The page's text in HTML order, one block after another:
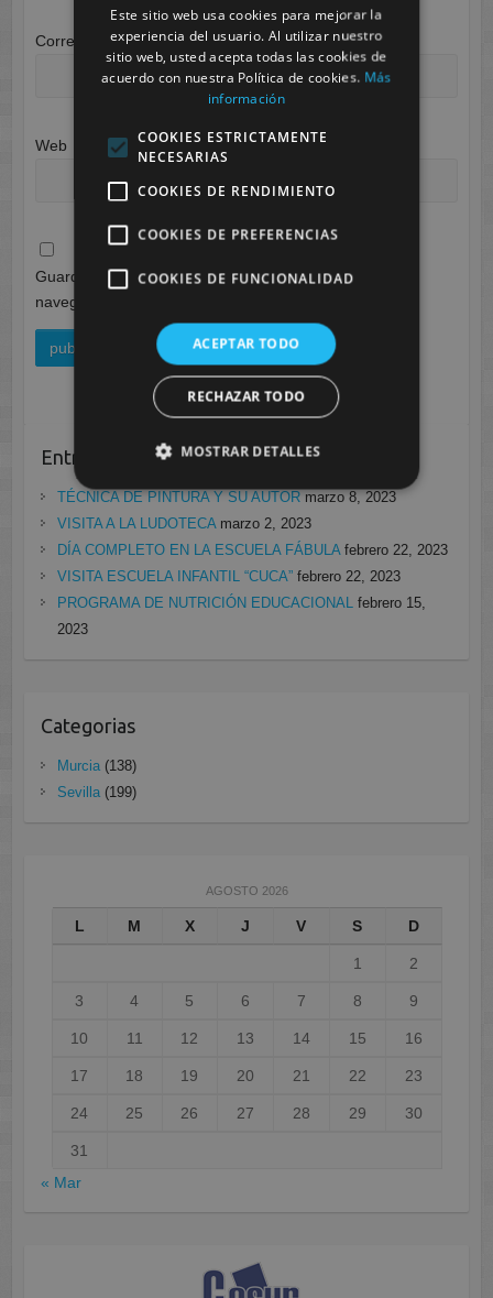
Correo electrónico*
Web
Guarda mi nombre, correo electrónico y web en este
navegador para la próxima vez que comente.
Entradas recientes
TÉCNICA DE PINTURA Y SU AUTOR marzo 8, 2023
VISITA A LA LUDOTECA marzo 2, 2023
DÍA COMPLETO EN LA ESCUELA FÁBULA febrero 22, 2023
VISITA ESCUELA INFANTIL “CUCA” febrero 22, 2023
PROGRAMA DE NUTRICIÓN EDUCACIONAL febrero 15,
2023
Categorias
Murcia(138)
Sevilla(199)
AGOSTO 2026
L M X J V S D
1 2
3 4 5 6 7 8 9
10 11 12 13 14 15 16
17 18 19 20 21 22 23
24 25 26 27 28 29 30
31
« Mar
Este sitio web usa cookies para mejorar la
experiencia del usuario. Al utilizar nuestro
sitio web, usted acepta todas las cookies de
acuerdo con nuestra Política de cookies. Más
información
COOKIES ESTRICTAMENTE
NECESARIAS
COOKIES DE RENDIMIENTO
COOKIES DE PREFERENCIAS
COOKIES DE FUNCIONALIDAD
ACEPTAR TODO
RECHAZAR TODO
MOSTRAR DETALLES